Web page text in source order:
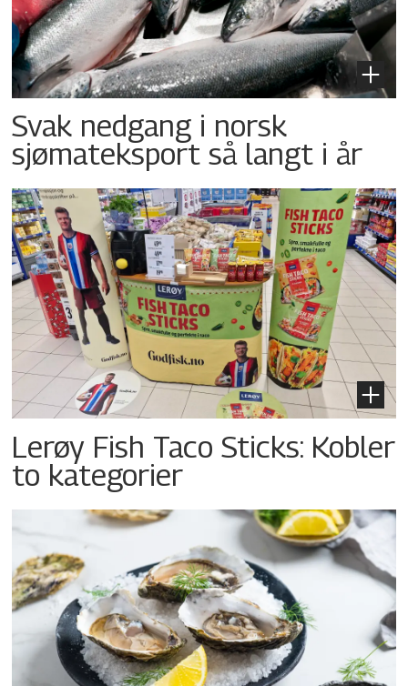
Svak nedgang i norsk
sjømateksport så langt i år
Lerøy Fish Taco Sticks: Kobler
to kategorier